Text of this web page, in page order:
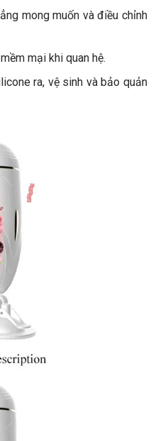
mong muốn và điều chỉnh
mại khi quan hệ.
ra, vệ sinh và bảo quản